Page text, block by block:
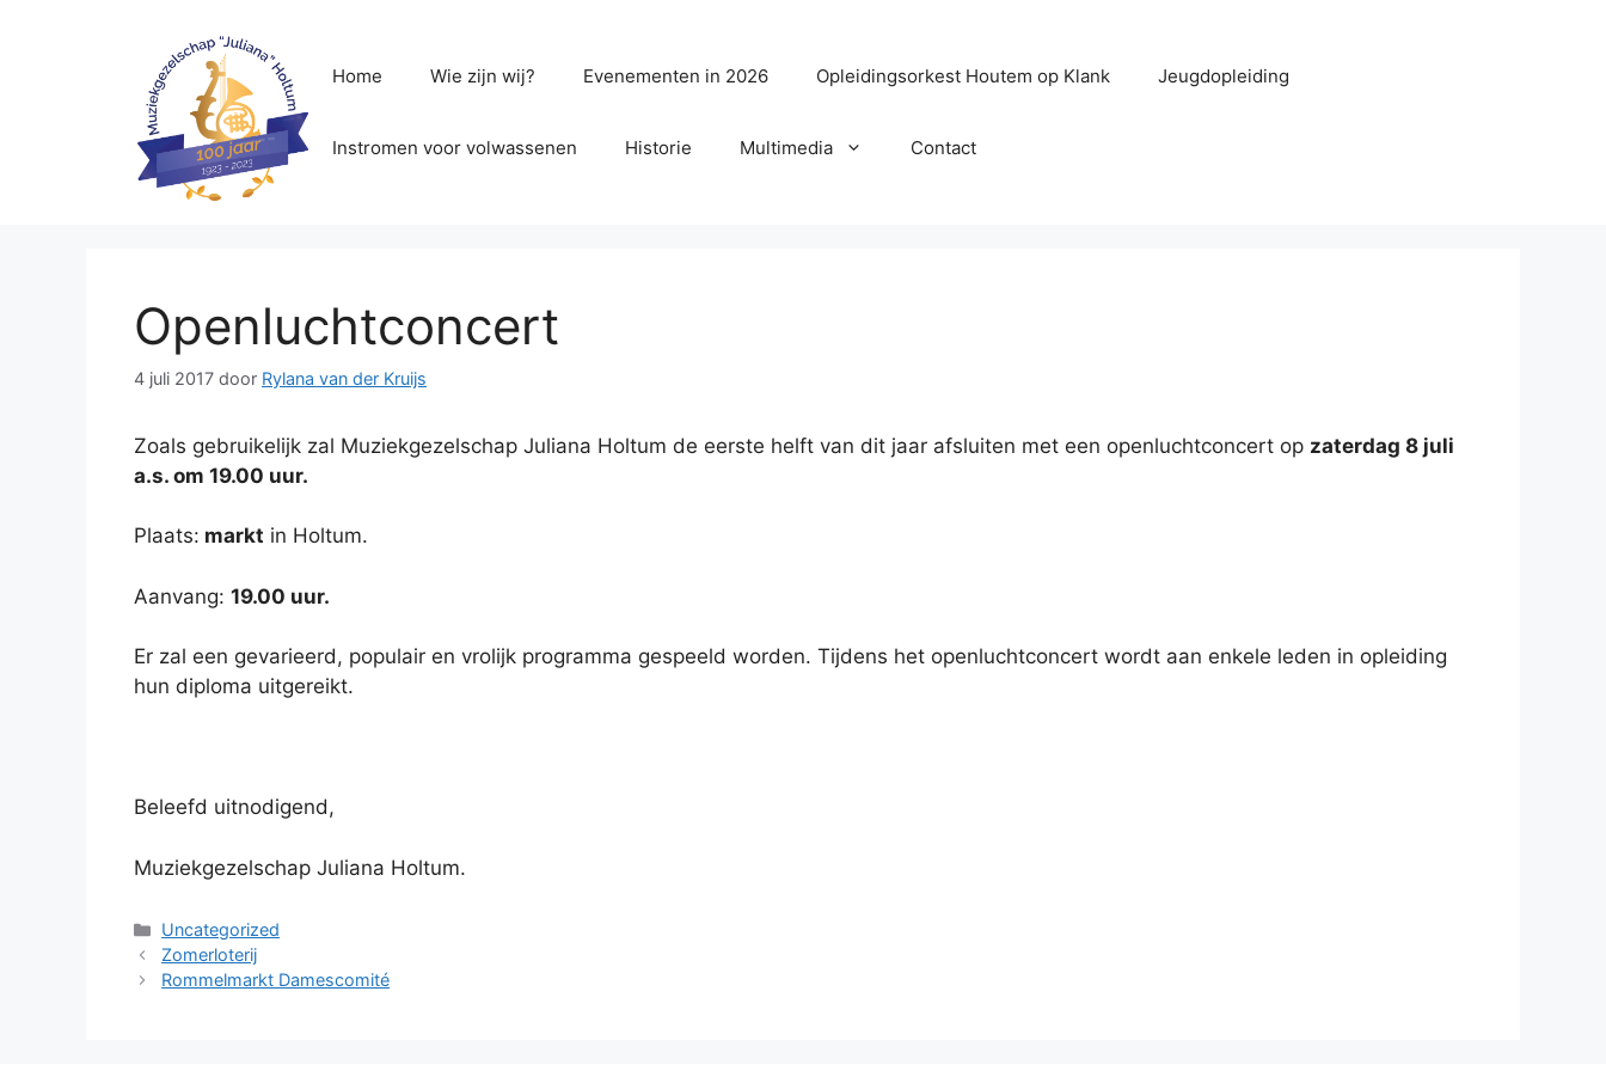
Home Wie zijn wij? Evenementen in 2026 Opleidingsorkest Houtem op Klank Jeugdopleiding
Instromen voor volwassenen Historie Multimedia Contact
Openluchtconcert
4 juli 2017 door Rylana van der Kruijs
Zoals gebruikelijk zal Muziekgezelschap Juliana Holtum de eerste helft van dit jaar afsluiten met een openluchtconcert op zaterdag 8 juli
a.s. om 19.00 uur.
Plaats: markt in Holtum.
Aanvang: 19.00 uur.
Er zal een gevarieerd, populair en vrolijk programma gespeeld worden. Tijdens het openluchtconcert wordt aan enkele leden in opleiding
hun diploma uitgereikt.
Beleefd uitnodigend,
Muziekgezelschap Juliana Holtum.
Categorieën
Uncategorized
Zomerloterij
Rommelmarkt Damescomité